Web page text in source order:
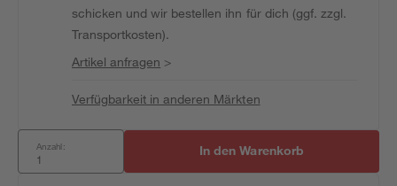
schicken und wir bestellen ihn für dich (ggf. zzgl.
Transportkosten).
Artikel anfragen >
Verfügbarkeit in anderen Märkten
Anzahl: In den Warenkorb